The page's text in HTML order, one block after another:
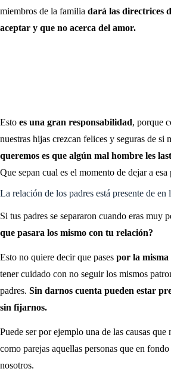
miembros de la familia dará las directrices
aceptar y que no acerca del amor.
Esto es una gran responsabilidad, porque
nuestras hijas crezcan felices y seguras de si
queremos es que algún mal hombre les
Que sepan cual es el momento de dejar a esa
La relación de los padres está presente de en
Si tus padres se separaron cuando eras muy
que pasara los mismo con tu relación?
Esto no quiere decir que pases por la misma
tener cuidado con no seguir los mismos
padres. Sin darnos cuenta pueden estar
sin fijarnos.
Puede ser por ejemplo una de las causas que
como parejas aquellas personas que en
nosotros.